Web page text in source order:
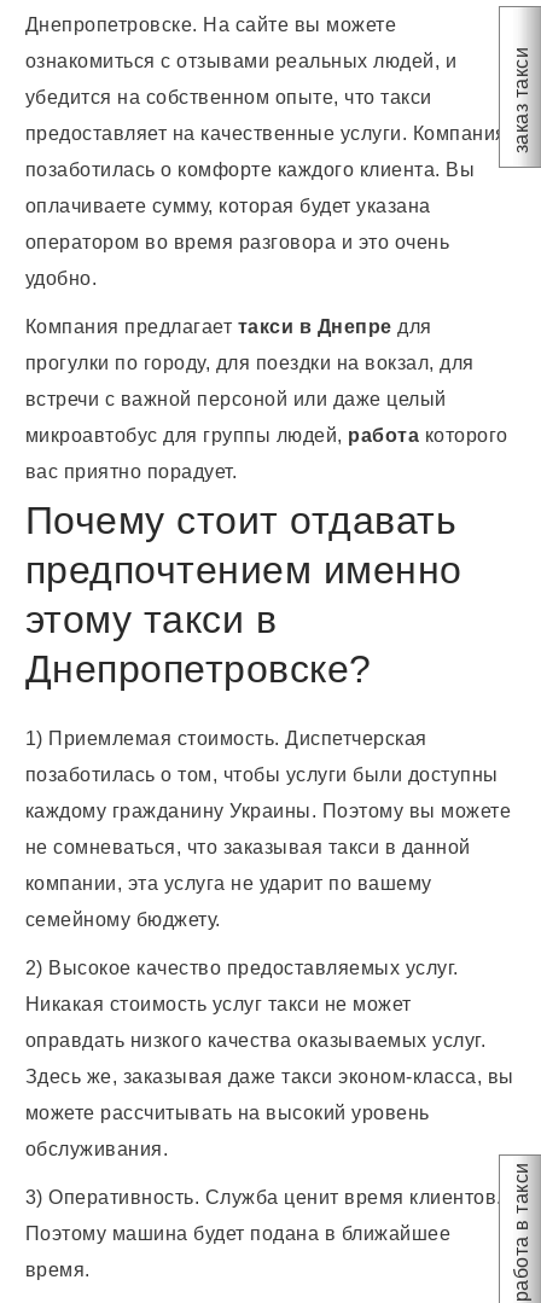
заказ такси
работа в такси
Днепропетровске. На сайте вы можете
ознакомиться с отзывами реальных людей, и
убедится на собственном опыте, что такси
предоставляет на качественные услуги. Компания
позаботилась о комфорте каждого клиента. Вы
оплачиваете сумму, которая будет указана
оператором во время разговора и это очень
удобно.
Компания предлагает такси в Днепре для
прогулки по городу, для поездки на вокзал, для
встречи с важной персоной или даже целый
микроавтобус для группы людей, работа которого
вас приятно порадует.
Почему стоит отдавать
предпочтением именно
этому такси в
Днепропетровске?
1) Приемлемая стоимость. Диспетчерская
позаботилась о том, чтобы услуги были доступны
каждому гражданину Украины. Поэтому вы можете
не сомневаться, что заказывая такси в данной
компании, эта услуга не ударит по вашему
семейному бюджету.
2) Высокое качество предоставляемых услуг.
Никакая стоимость услуг такси не может
оправдать низкого качества оказываемых услуг.
Здесь же, заказывая даже такси эконом-класса, вы
можете рассчитывать на высокий уровень
обслуживания.
3) Оперативность. Служба ценит время клиентов.
Поэтому машина будет подана в ближайшее
время.